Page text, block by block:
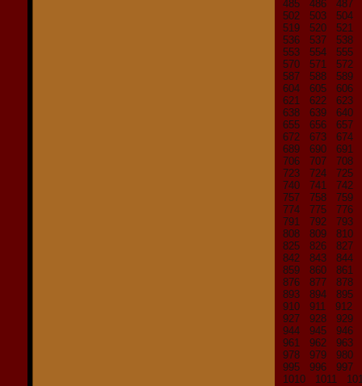
485
486
487
502
503
504
519
520
521
536
537
538
553
554
555
570
571
572
587
588
589
604
605
606
621
622
623
638
639
640
655
656
657
672
673
674
689
690
691
706
707
708
723
724
725
740
741
742
757
758
759
774
775
776
791
792
793
808
809
810
825
826
827
842
843
844
859
860
861
876
877
878
893
894
895
910
911
912
927
928
929
944
945
946
961
962
963
978
979
980
995
996
997
1010
1011